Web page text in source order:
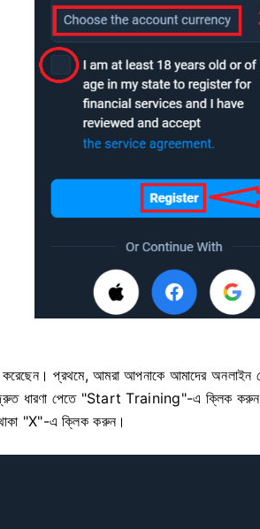
প্রথমে, আমরা আপনাকে আমাদের অনলাইন
ধারণা পেতে "Start Training"-এ ক্লিক
"X"-এ ক্লিক করুন।